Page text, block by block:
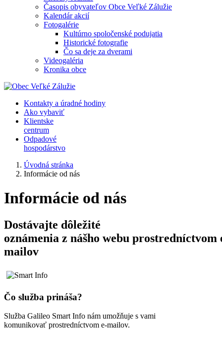
Časopis obyvateľov Obce Veľké Zálužie
Kalendár akcií
Fotogalérie
Kultúrno spoločenské podujatia
Historické fotografie
Čo sa deje za dverami
Videogaléria
Kronika obce
Kontakty a úradné hodiny
Ako vybaviť
Klientske
centrum
Odpadové
hospodárstvo
Úvodná stránka
Informácie od nás
Informácie od nás
Dostávajte dôležité
oznámenia z nášho webu prostredníctvom
mailov
Čo služba prináša?
Služba Galileo Smart Info nám umožňuje s vami
komunikovať prostredníctvom e-mailov.